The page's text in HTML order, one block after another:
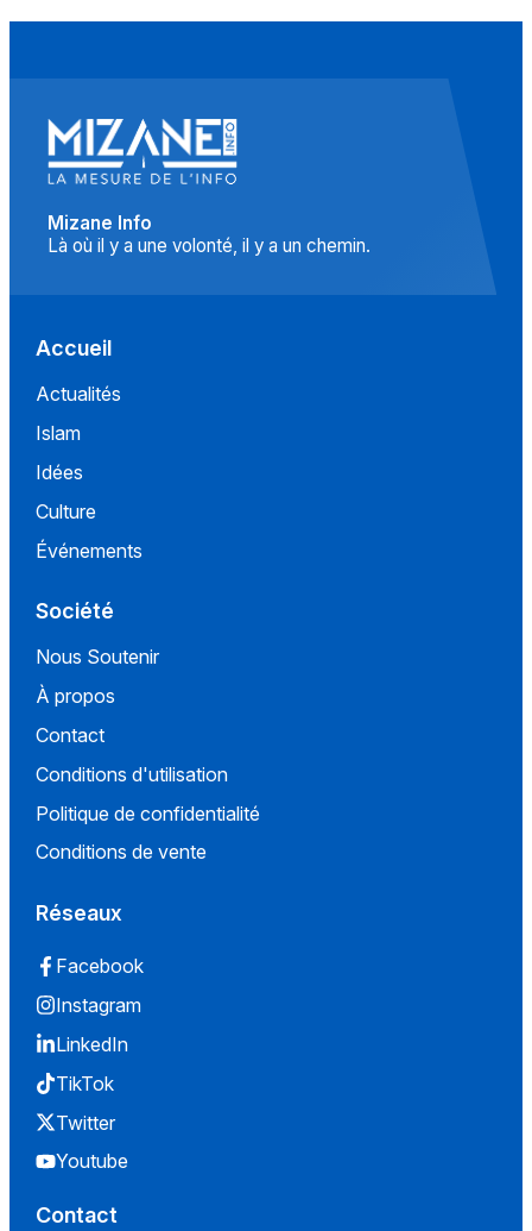
Mizane Info
Là où il y a une volonté, il y a un chemin.
Accueil
Actualités
Islam
Idées
Culture
Événements
Société
Nous Soutenir
À propos
Contact
Conditions d'utilisation
Politique de confidentialité
Conditions de vente
Réseaux
Facebook
Instagram
LinkedIn
TikTok
Twitter
Youtube
Contact